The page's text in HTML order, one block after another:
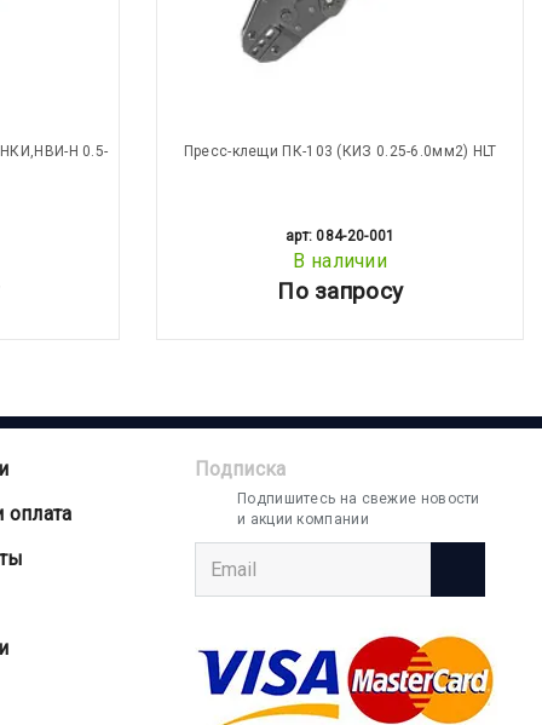
Н 0.5-
Пресс-клещи ПК-103 (КИЗ 0.25-6.0мм2) HLT
арт: 084-20-001
В наличии
По запросу
Подписка
Подпишитесь на свежие новости
и акции компании
оплата